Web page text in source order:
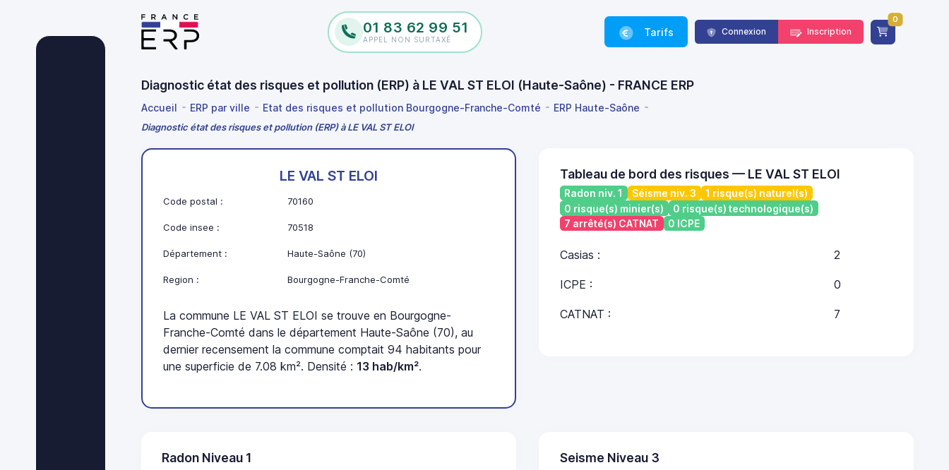
01 83 62 99 51
APPEL NON SURTAXÉ
Tarifs Connexion Inscription
0
Diagnostic état des risques et pollution (ERP) à LE VAL ST ELOI (Haute-Saône) - FRANCE ERP
Accueil ERP par ville Etat des risques et pollution Bourgogne-Franche-Comté ERP Haute-Saône
Diagnostic état des risques et pollution (ERP) à LE VAL ST ELOI
LE VAL ST ELOI
Code postal : 70160
Code insee : 70518
Département : Haute-Saône (70)
Region : Bourgogne-Franche-Comté
La commune LE VAL ST ELOI se trouve en Bourgogne-
Franche-Comté dans le département Haute-Saône (70), au
dernier recensement la commune comptait 94 habitants pour
une superficie de 7.08 km². Densité : 13 hab/km².
Tableau de bord des risques — LE VAL ST ELOI
Radon niv. 1 Séisme niv. 3
1 risque(s) naturel(s)
0 risque(s) minier(s)
0 risque(s) technologique(s)
7 arrêté(s) CATNAT
0 ICPE
Casias : 2
ICPE : 0
CATNAT : 7
Radon Niveau 1 Seisme Niveau 3